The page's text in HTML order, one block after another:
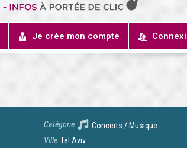
Je crée mon compte
Catégorie
Concerts / Musique
Ville Tel Aviv